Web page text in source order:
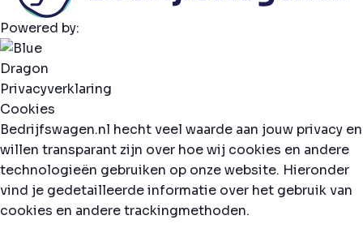
Powered by:
Privacyverklaring
Cookies
Bedrijfswagen.nl hecht veel waarde aan jouw privacy en
willen transparant zijn over hoe wij cookies en andere
technologieën gebruiken op onze website. Hieronder
vind je gedetailleerde informatie over het gebruik van
cookies en andere trackingmethoden.